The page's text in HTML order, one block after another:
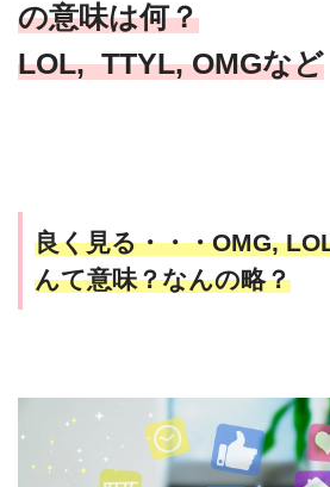
の意味は何？
LOL, TTYL, OMGなど
良く見る・・・OMG,
んて意味？なんの略？